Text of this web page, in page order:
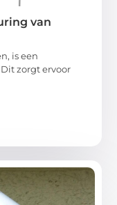
van
is een
zorgt ervoor